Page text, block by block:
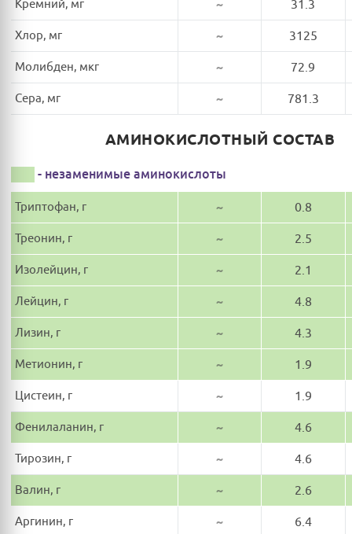
Кремний, мг ~ 31.3
Хлор, мг ~ 3125
Молибден, мкг ~ 72.9
Сера, мг ~ 781.3
АМИНОКИСЛОТНЫЙ СОСТАВ
- незаменимые аминокислоты
Триптофан, г ~ 0.8
Треонин, г ~ 2.5
Изолейцин, г ~ 2.1
Лейцин, г ~ 4.8
Лизин, г ~ 4.3
Метионин, г ~ 1.9
Цистеин, г ~ 1.9
Фенилаланин, г ~ 4.6
Тирозин, г ~ 4.6
Валин, г ~ 2.6
Аргинин, г ~ 6.4